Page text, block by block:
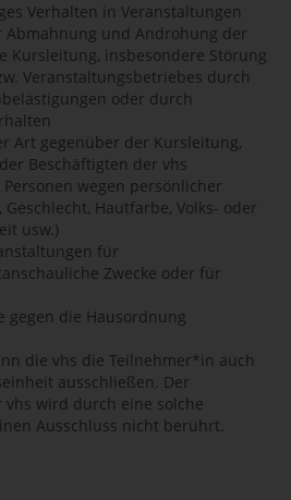
Verhalten in Veranstaltungen
Abmahnung und Androhung der
Kursleitung, insbesondere Störung
Veranstaltungsbetriebes durch
oder durch
Art gegenüber der Kursleitung,
Beschäftigten der vhs
wegen persönlicher
Geschlecht, Hautfarbe, Volks- oder
usw.)
für
Zwecke oder für
gegen die Hausordnung
die vhs die Teilnehmer*in auch
ausschließen. Der
wird durch eine solche
Ausschluss nicht berührt.